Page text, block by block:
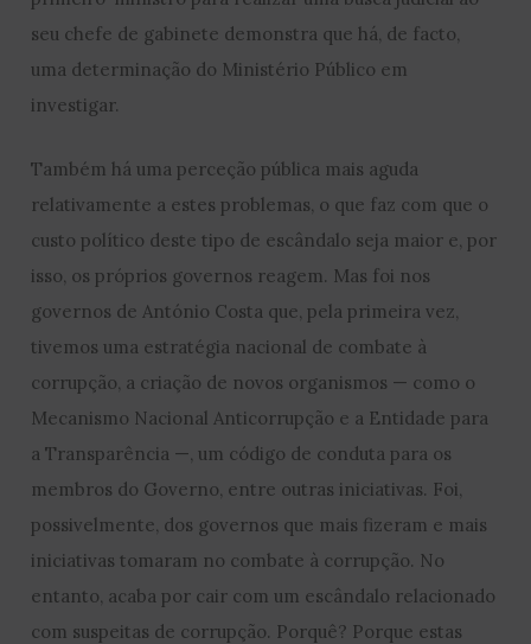
seu chefe de gabinete demonstra que há, de facto,
uma determinação do Ministério Público em
investigar.
Também há uma perceção pública mais aguda
relativamente a estes problemas, o que faz com que o
custo político deste tipo de escândalo seja maior e, por
isso, os próprios governos reagem. Mas foi nos
governos de António Costa que, pela primeira vez,
tivemos uma estratégia nacional de combate à
corrupção, a criação de novos organismos — como o
Mecanismo Nacional Anticorrupção e a Entidade para
a Transparência —, um código de conduta para os
membros do Governo, entre outras iniciativas. Foi,
possivelmente, dos governos que mais fizeram e mais
iniciativas tomaram no combate à corrupção. No
entanto, acaba por cair com um escândalo relacionado
com suspeitas de corrupção. Porquê? Porque estas